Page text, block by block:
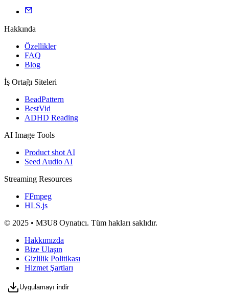
Hakkında
Özellikler
FAQ
Blog
İş Ortağı Siteleri
BeadPattern
BestVid
ADHD Reading
AI Image Tools
Product shot AI
Seed Audio AI
Streaming Resources
FFmpeg
HLS.js
© 2025 • M3U8 Oynatıcı. Tüm hakları saklıdır.
Hakkımızda
Bize Ulaşın
Gizlilik Politikası
Hizmet Şartları
Uygulamayı indir